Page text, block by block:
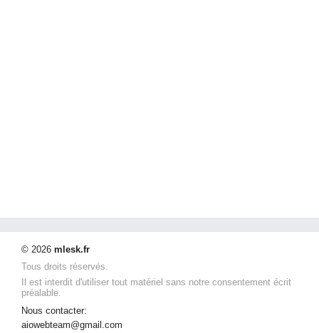
© 2026 mlesk.fr
Tous droits réservés.
Il est interdit d'utiliser tout matériel sans notre consentement écrit
préalable.
Nous contacter:
aiowebteam@gmail.com